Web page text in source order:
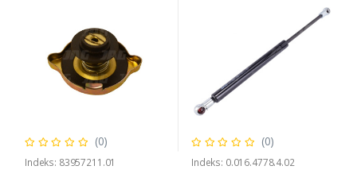
(0)
Indeks: 83957211.01
(0)
Indeks: 0.016.4778.4.02